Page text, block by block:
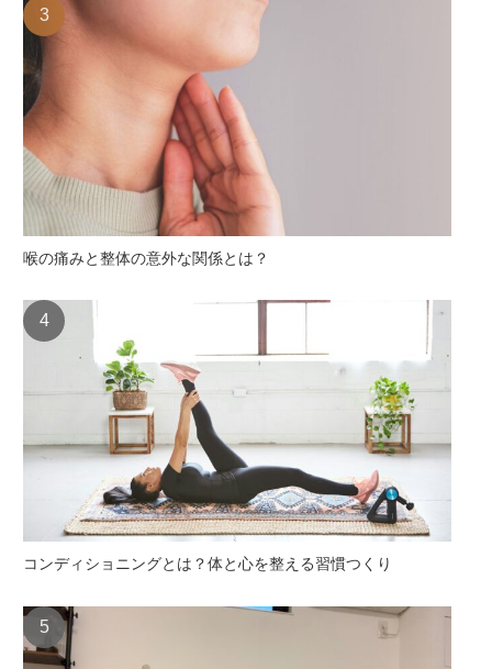
喉の痛みと整体の意外な関係とは？
コンディショニングとは？体と心を整える習慣つくり